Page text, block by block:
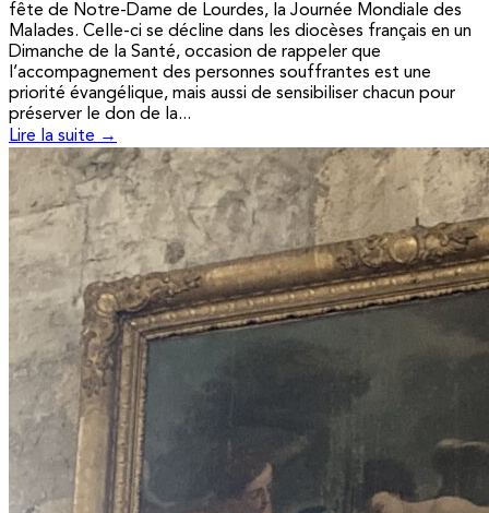
fête de Notre-Dame de Lourdes, la Journée Mondiale des
Malades. Celle-ci se décline dans les diocèses français en un
Dimanche de la Santé, occasion de rappeler que
l’accompagnement des personnes souffrantes est une
priorité évangélique, mais aussi de sensibiliser chacun pour
préserver le don de la...
Lire la suite →